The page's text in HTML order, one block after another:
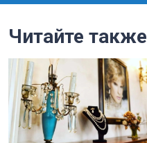
Читайте также